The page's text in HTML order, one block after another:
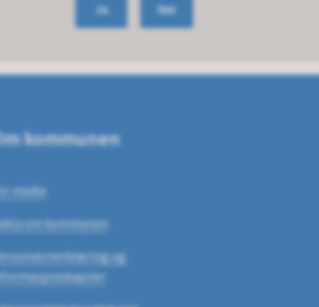
Ja Nei
kommunen
media
om kommunen
og